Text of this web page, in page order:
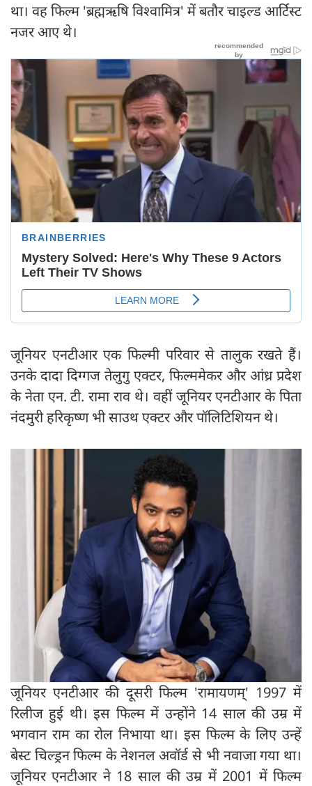
था। वह फिल्म 'ब्रह्मऋषि विश्वामित्र' में बतौर चाइल्ड आर्टिस्ट
नजर आए थे।
जूनियर एनटीआर एक फिल्मी परिवार से तालुक रखते हैं।
उनके दादा दिग्गज तेलुगु एक्टर, फिल्ममेकर और आंध्र प्रदेश
के नेता एन. टी. रामा राव थे। वहीं जूनियर एनटीआर के पिता
नंदमुरी हरिकृष्ण भी साउथ एक्टर और पॉलिटिशियन थे।
जूनियर एनटीआर की दूसरी फिल्म 'रामायणम्' 1997 में
रिलीज हुई थी। इस फिल्म में उन्होंने 14 साल की उम्र में
भगवान राम का रोल निभाया था। इस फिल्म के लिए उन्हें
बेस्ट चिल्ड्रन फिल्म के नेशनल अवॉर्ड से भी नवाजा गया था।
जूनियर एनटीआर ने 18 साल की उम्र में 2001 में फिल्म